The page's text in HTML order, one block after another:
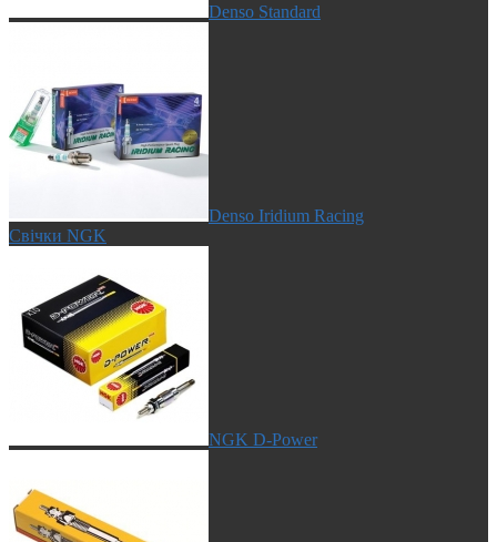
Denso Standard
Denso Iridium Racing
Свічки NGK
NGK D-Power